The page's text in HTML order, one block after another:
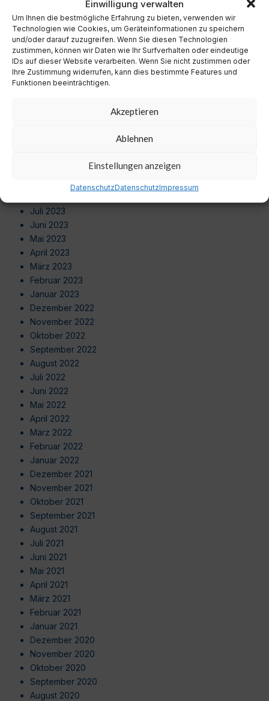
Einwilligung verwalten
Um Ihnen die bestmögliche Erfahrung zu bieten, verwenden wir
Technologien wie Cookies, um Geräteinformationen zu speichern
und/oder darauf zuzugreifen. Wenn Sie diesen Technologien
zustimmen, können wir Daten wie Ihr Surfverhalten oder eindeutige
IDs auf dieser Website verarbeiten. Wenn Sie nicht zustimmen oder
Ihre Zustimmung widerrufen, kann dies bestimmte Features und
Funktionen beeinträchtigen.
Akzeptieren
Ablehnen
Einstellungen anzeigen
DatenschutzDatenschutzImpressum
September 2024
August 2024
Juli 2024
Juni 2024
Mai 2024
April 2024
September 2023
Juli 2023
Juni 2023
Mai 2023
April 2023
März 2023
Februar 2023
Januar 2023
Dezember 2022
November 2022
Oktober 2022
September 2022
August 2022
Juli 2022
Juni 2022
Mai 2022
April 2022
März 2022
Februar 2022
Januar 2022
Dezember 2021
November 2021
Oktober 2021
September 2021
August 2021
Juli 2021
Juni 2021
Mai 2021
April 2021
März 2021
Februar 2021
Januar 2021
Dezember 2020
November 2020
Oktober 2020
September 2020
August 2020